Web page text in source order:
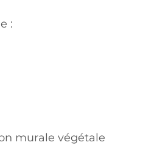
:
murale végétale